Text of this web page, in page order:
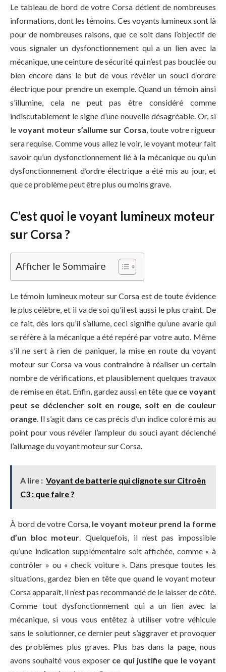
Le tableau de bord de votre Corsa détient de nombreuses
informations, dont les témoins. Ces voyants lumineux sont là
pour de nombreuses raisons, que ce soit dans l’objectif de
vous signaler un dysfonctionnement qui a un lien avec la
mécanique, une ceinture de sécurité qui n’est pas bouclée ou
bien encore dans le but de vous révéler un souci d’ordre
électrique pour prendre un exemple. Quand un témoin ainsi
s’illumine, cela ne peut pas être considéré comme
indiscutablement le signe d’une nouvelle désagréable. Or, si
le voyant moteur s’allume sur Corsa , toute votre rigueur
sera requise. Comme vous allez le voir, le voyant moteur fait
savoir qu’un dysfonctionnement lié à la mécanique ou qu’un
dysfonctionnement d’ordre électrique a été mis au jour, et
que ce problème peut être plus ou moins grave.
C’est quoi le voyant lumineux moteur
sur Corsa ?
Afficher le Sommaire
Le témoin lumineux moteur sur Corsa est de toute évidence
le plus célèbre, et il va de soi qu’il est aussi le plus craint. De
ce fait, dès lors qu’il s’allume, ceci signifie qu’une avarie qui
se réfère à la mécanique a été repéré par votre auto. Même
s’il ne sert à rien de paniquer, la mise en route du voyant
moteur sur Corsa va vous contraindre à réaliser un certain
nombre de vérifications, et plausiblement quelques travaux
de remise en état. Enfin, gardez aussi en tête que ce voyant
peut se déclencher soit en rouge, soit en de couleur
orange. Il s’agit dans ce cas précis d’un indice coloré mis au
point pour vous révéler l’ampleur du souci ayant déclenché
l’allumage du voyant moteur sur Corsa.
A lire : Voyant de batterie qui clignote sur Citroën
C3 : que faire ?
À bord de votre Corsa, le voyant moteur prend la forme
d’un bloc moteur . Quelquefois, il n’est pas impossible
qu’une indication supplémentaire soit affichée, comme « à
contrôler » ou « check voiture ». Dans presque toutes les
situations, gardez bien en tête que quand le voyant moteur
Corsa apparaît, il n’est pas recommandé de le laisser de côté.
Comme tout dysfonctionnement qui a un lien avec la
mécanique, si vous vous entêtez à utiliser votre véhicule
sans le solutionner, ce dernier peut s’aggraver et provoquer
des problèmes plus graves. Plus bas dans la page, nous
avons souhaité vous exposer ce qui justifie que le voyant